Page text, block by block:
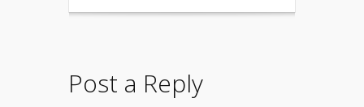
Post a Reply